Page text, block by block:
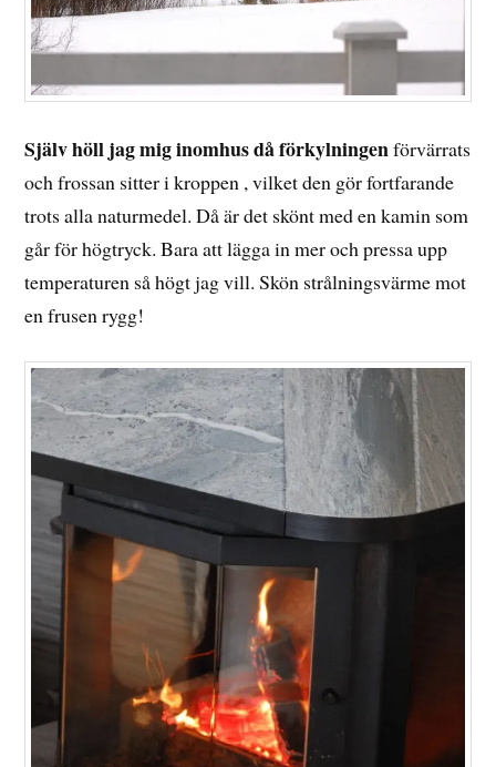
Själv höll jag mig inomhus då förkylningenförvärrats
och frossan sitter i kroppen , vilket den gör fortfarande
trots alla naturmedel. Då är det skönt med en kamin som
går för högtryck. Bara att lägga in mer och pressa upp
temperaturen så högt jag vill. Skön strålningsvärme mot
en frusen rygg!